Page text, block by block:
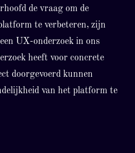
de vraag om de
te verbeteren, zijn
UX-onderzoek in ons
heeft voor concrete
doorgevoerd kunnen
van het platform te